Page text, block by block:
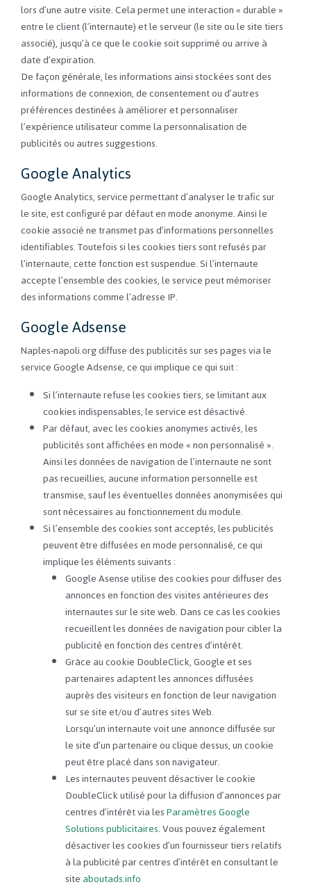
lors d’une autre visite. Cela permet une interaction « durable »
entre le client (l’internaute) et le serveur (le site ou le site tiers
associé), jusqu’à ce que le cookie soit supprimé ou arrive à
date d’expiration.
De façon générale, les informations ainsi stockées sont des
informations de connexion, de consentement ou d’autres
préférences destinées à améliorer et personnaliser
l’expérience utilisateur comme la personnalisation de
publicités ou autres suggestions.
Google Analytics
Google Analytics, service permettant d’analyser le trafic sur
le site, est configuré par défaut en mode anonyme. Ainsi le
cookie associé ne transmet pas d’informations personnelles
identifiables. Toutefois si les cookies tiers sont refusés par
l’internaute, cette fonction est suspendue. Si l’internaute
accepte l’ensemble des cookies, le service peut mémoriser
des informations comme l’adresse IP.
Google Adsense
Naples-napoli.org diffuse des publicités sur ses pages via le
service Google Adsense, ce qui implique ce qui suit :
Si l’internaute refuse les cookies tiers, se limitant aux
cookies indispensables, le service est désactivé.
Par défaut, avec les cookies anonymes activés, les
publicités sont affichées en mode « non personnalisé ».
Ainsi les données de navigation de l’internaute ne sont
pas recueillies, aucune information personnelle est
transmise, sauf les éventuelles données anonymisées qui
sont nécessaires au fonctionnement du module.
Si l’ensemble des cookies sont acceptés, les publicités
peuvent être diffusées en mode personnalisé, ce qui
implique les éléments suivants :
Google Asense utilise des cookies pour diffuser des
annonces en fonction des visites antérieures des
internautes sur le site web. Dans ce cas les cookies
recueillent les données de navigation pour cibler la
publicité en fonction des centres d’intérêt.
Grâce au cookie DoubleClick, Google et ses
partenaires adaptent les annonces diffusées
auprès des visiteurs en fonction de leur navigation
sur se site et/ou d’autres sites Web.
Lorsqu’un internaute voit une annonce diffusée sur
le site d’un partenaire ou clique dessus, un cookie
peut être placé dans son navigateur.
Les internautes peuvent désactiver le cookie
DoubleClick utilisé pour la diffusion d’annonces par
centres d’intérêt via lesParamètres Google
Solutions publicitaires. Vous pouvez également
désactiver les cookies d’un fournisseur tiers relatifs
à la publicité par centres d’intérêt en consultant le
siteaboutads.info